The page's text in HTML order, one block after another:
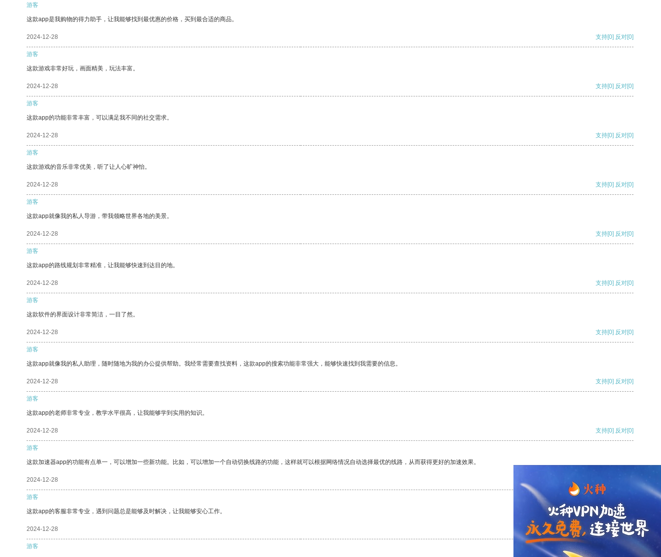
游客
这款app是我购物的得力助手，让我能够找到最优惠的价格，买到最合适的商品。
2024-12-28 支持[0] 反对[0]
游客
这款游戏非常好玩，画面精美，玩法丰富。
2024-12-28 支持[0] 反对[0]
游客
这款app的功能非常丰富，可以满足我不同的社交需求。
2024-12-28 支持[0] 反对[0]
游客
这款游戏的音乐非常优美，听了让人心旷神怡。
2024-12-28 支持[0] 反对[0]
游客
这款app就像我的私人导游，带我领略世界各地的美景。
2024-12-28 支持[0] 反对[0]
游客
这款app的路线规划非常精准，让我能够快速到达目的地。
2024-12-28 支持[0] 反对[0]
游客
这款软件的界面设计非常简洁，一目了然。
2024-12-28 支持[0] 反对[0]
游客
这款app就像我的私人助理，随时随地为我的办公提供帮助。我经常需要查找资料，这款app的搜索功能非常强大，能够快速找到我需要的信息。
2024-12-28 支持[0] 反对[0]
游客
这款app的老师非常专业，教学水平很高，让我能够学到实用的知识。
2024-12-28 支持[0] 反对[0]
游客
这款加速器app的功能有点单一，可以增加一些新功能。比如，可以增加一个自动切换线路的功能，这样就可以根据网络情况自动选择最优的线路，从而获得更好的加速效果。
2024-12-28
游客
这款app的客服非常专业，遇到问题总是能够及时解决，让我能够安心工作。
2024-12-28 支持 [0] 反对[0]
游客